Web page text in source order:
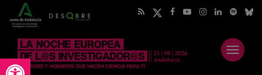
Abrir barra de herramientas
Abrir
menú